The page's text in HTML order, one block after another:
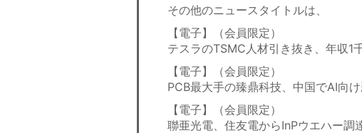
その他のニュースタイトルは、
【電子】（会員限定）
テスラのTSMC人材引き抜き、年収1
【電子】（会員限定）
PCB最大手の臻鼎科技、中国でAI向
【電子】（会員限定）
聯亜光電、住友電からInPウエハー調